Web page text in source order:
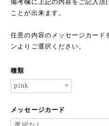
備考欄に上記の内容をご記入頂
ことが出来ます。
任意の内容のメッセージカード
ンよりご選択ください。
種類
メッセージカード